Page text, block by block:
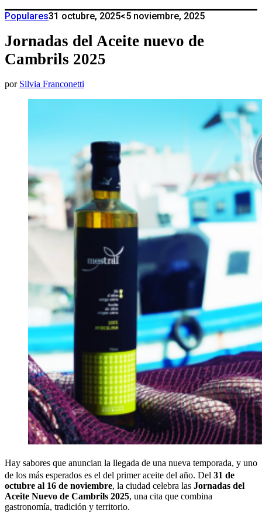
Populares31 octubre, 2025<5 noviembre, 2025
Jornadas del Aceite nuevo de
Cambrils 2025
por Silvia Franconetti
Hay sabores que anuncian la llegada de una nueva temporada, y uno
de los más esperados es el del primer aceite del año. Del 31 de
octubre al 16 de noviembre, la ciudad celebra las Jornadas del
Aceite Nuevo de Cambrils 2025, una cita que combina
gastronomía, tradición y territorio.